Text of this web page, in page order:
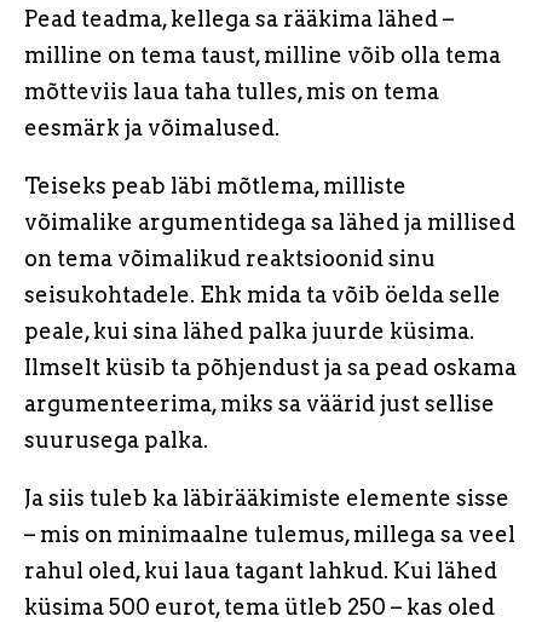
Pead teadma, kellega sa rääkima lähed –
milline on tema taust, milline võib olla tema
mõtteviis laua taha tulles, mis on tema
eesmärk ja võimalused.
Teiseks peab läbi mõtlema, milliste
võimalike argumentidega sa lähed ja millised
on tema võimalikud reaktsioonid sinu
seisukohtadele. Ehk mida ta võib öelda selle
peale, kui sina lähed palka juurde küsima.
Ilmselt küsib ta põhjendust ja sa pead oskama
argumenteerima, miks sa väärid just sellise
suurusega palka.
Ja siis tuleb ka läbirääkimiste elemente sisse
– mis on minimaalne tulemus, millega sa veel
rahul oled, kui laua tagant lahkud. Kui lähed
küsima 500 eurot, tema ütleb 250 – kas oled